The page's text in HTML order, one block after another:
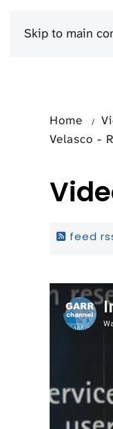
Skip to main
Home
Velasco -
feed